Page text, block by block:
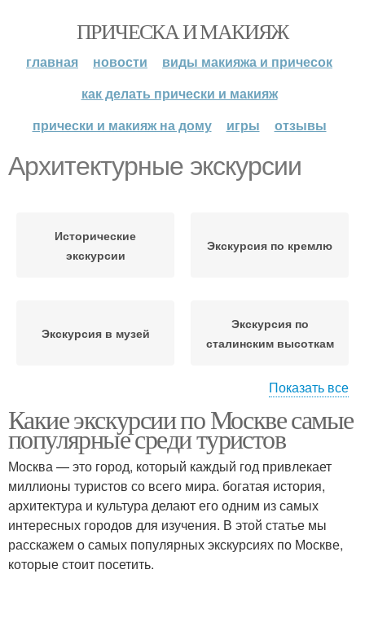
ПРИЧЕСКА И МАКИЯЖ
главная новости
виды макияжа и причесок
как делать прически и макияж
прически и макияж на дому
игры отзывы
Архитектурные экскурсии
Исторические
экскурсии
Экскурсия по кремлю
Экскурсия в музей
Экскурсия по
сталинским высоткам
современной
архитектуре
Культурные экскурсии
Экскурсия по музеям Экскурсия по театрам
Показать все
Какие экскурсии по Москве самые
популярные среди туристов
Москва — это город, который каждый год привлекает
миллионы туристов со всего мира. богатая история,
архитектура и культура делают его одним из самых
интересных городов для изучения. В этой статье мы
расскажем о самых популярных экскурсиях по Москве,
которые стоит посетить.